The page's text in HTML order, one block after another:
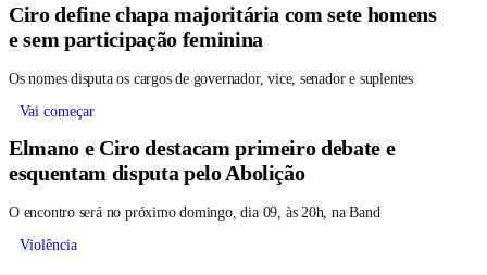
Ciro define chapa majoritária com sete homens
e sem participação feminina
Os nomes disputa os cargos de governador, vice, senador e suplentes
Vai começar
Elmano e Ciro destacam primeiro debate e
esquentam disputa pelo Abolição
O encontro será no próximo domingo, dia 09, às 20h, na Band
Violência